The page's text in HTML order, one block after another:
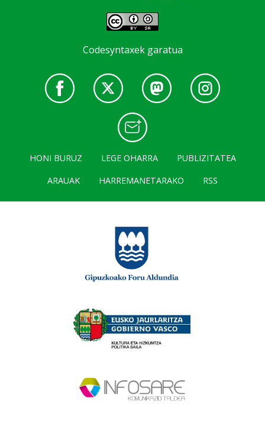
Codesyntaxek garatua
HONI BURUZ LEGE OHARRA
PUBLIZITATEA
ARAUAK
HARREMANETARAKO RSS